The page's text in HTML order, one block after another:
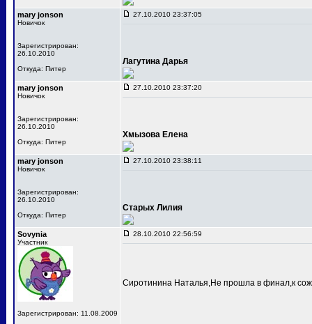
mary jonson
Новичок
Зарегистрирован:
26.10.2010
Откуда: Питер
27.10.2010 23:37:05
Лагутина Дарья
mary jonson
Новичок
Зарегистрирован:
26.10.2010
Откуда: Питер
27.10.2010 23:37:20
Хмызова Елена
mary jonson
Новичок
Зарегистрирован:
26.10.2010
Откуда: Питер
27.10.2010 23:38:11
Старых Лилия
Sovynia
Участник
Зарегистрирован: 11.08.2009
28.10.2010 22:56:59
Сиротинина Наталья,Не прошла в финал,к